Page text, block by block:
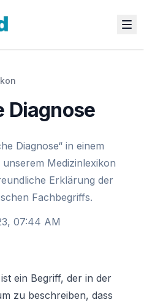
Diagnose
Diagnose“ in einem
Medizinlexikon
Erklärung der
Fachbegriffs.
07:44 AM
ein Begriff, der in der
zu beschreiben, dass